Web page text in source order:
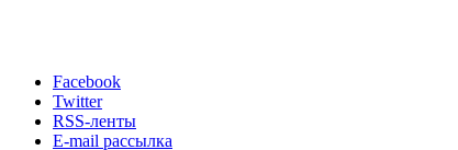
Facebook
Twitter
RSS-ленты
E-mail рассылка